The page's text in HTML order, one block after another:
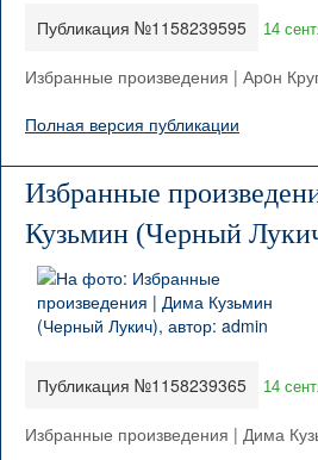
Публикация №1158239595 14
Избранные произведения | Арoн
Полная версия публикации
Избранные
Кузьмин (Черный
Публикация №1158239365 14
Избранные произведения | Дима